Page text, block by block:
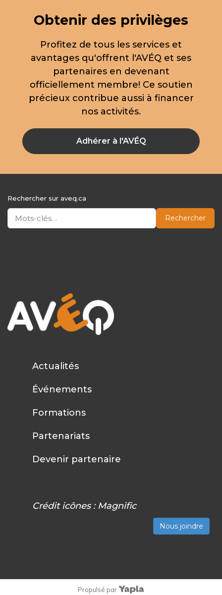
Obtenir des privilèges
Profitez de tous les services et
avantages qu'offrent l'AVÉQ et ses
partenaires en devenant
officiellement membre! Ce soutien
précieux contribue aussi à financer
nos activités.
Adhérer à l'AVÉQ
Rechercher sur aveq.ca
Rechercher
Actualités
Événements
Formations
Partenariats
Devenir partenaire
Crédit icônes : Magnific
Nous joindre
Propulsé par